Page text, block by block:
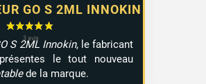
GO S 2ML INNOKIN
S 2ML Innokin, le fabricant
le tout nouveau
de la marque.